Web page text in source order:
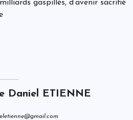
gaspillés, d’avenir sacrifié
Daniel ETIENNE